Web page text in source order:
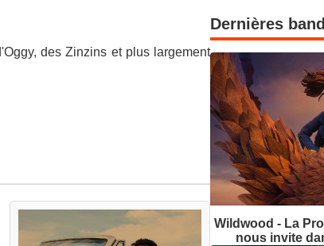
des Zinzins et plus largement
Dernières
Wildwood - La
nous invite